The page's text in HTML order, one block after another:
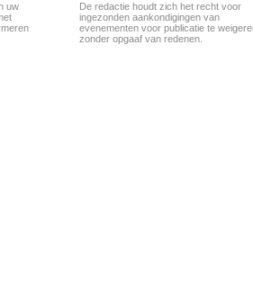
uw
De redactie houdt zich het recht voor
ingezonden aankondigingen van
evenementen voor publicatie te
zonder opgaaf van redenen.